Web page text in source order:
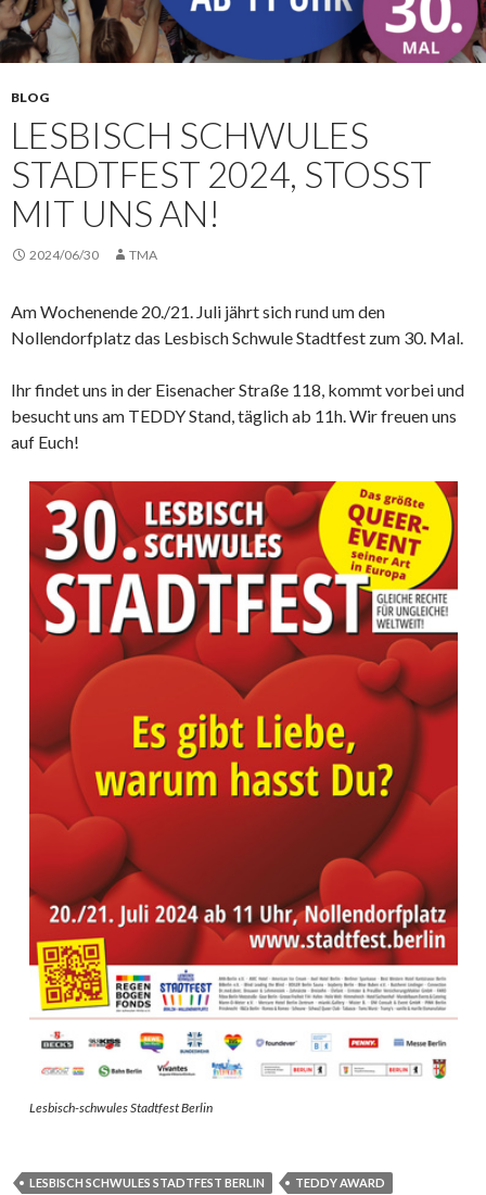
BLOG
LESBISCH SCHWULES
STADTFEST 2024, STOSST M
IT UNS AN!
2024/06/30 TMA
Am Wochenende 20./21. Juli jährt sich rund um den
Nollendorfplatz das Lesbisch Schwule Stadtfest zum 30. Mal.
Ihr findet uns in der Eisenacher Straße 118, kommt vorbei und
besucht uns am TEDDY Stand, täglich ab 11h. Wir freuen uns
auf Euch!
Lesbisch-schwules Stadtfest Berlin
LESBISCH SCHWULES STADTFEST BERLIN TEDDY AWARD